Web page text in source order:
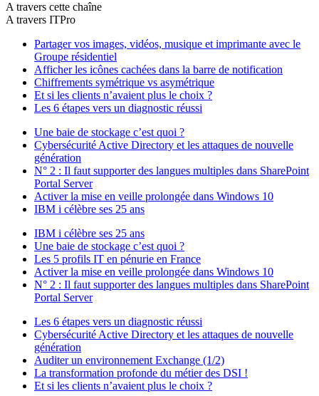
A travers cette chaîne
A travers ITPro
Partager vos images, vidéos, musique et imprimante avec le
Groupe résidentiel
Afficher les icônes cachées dans la barre de notification
Chiffrements symétrique vs asymétrique
Et si les clients n’avaient plus le choix ?
Les 6 étapes vers un diagnostic réussi
Une baie de stockage c’est quoi ?
Cybersécurité Active Directory et les attaques de nouvelle
génération
N° 2 : Il faut supporter des langues multiples dans SharePoint
Portal Server
Activer la mise en veille prolongée dans Windows 10
IBM i célèbre ses 25 ans
IBM i célèbre ses 25 ans
Une baie de stockage c’est quoi ?
Les 5 profils IT en pénurie en France
Activer la mise en veille prolongée dans Windows 10
N° 2 : Il faut supporter des langues multiples dans SharePoint
Portal Server
Les 6 étapes vers un diagnostic réussi
Cybersécurité Active Directory et les attaques de nouvelle
génération
Auditer un environnement Exchange (1/2)
La transformation profonde du métier des DSI !
Et si les clients n’avaient plus le choix ?